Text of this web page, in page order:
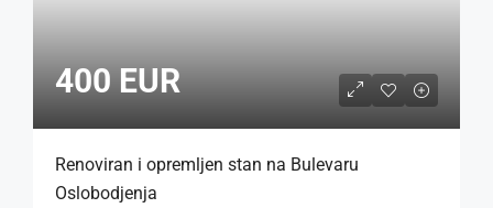
400 EUR
Renoviran i opremljen stan na Bulevaru
Oslobodjenja